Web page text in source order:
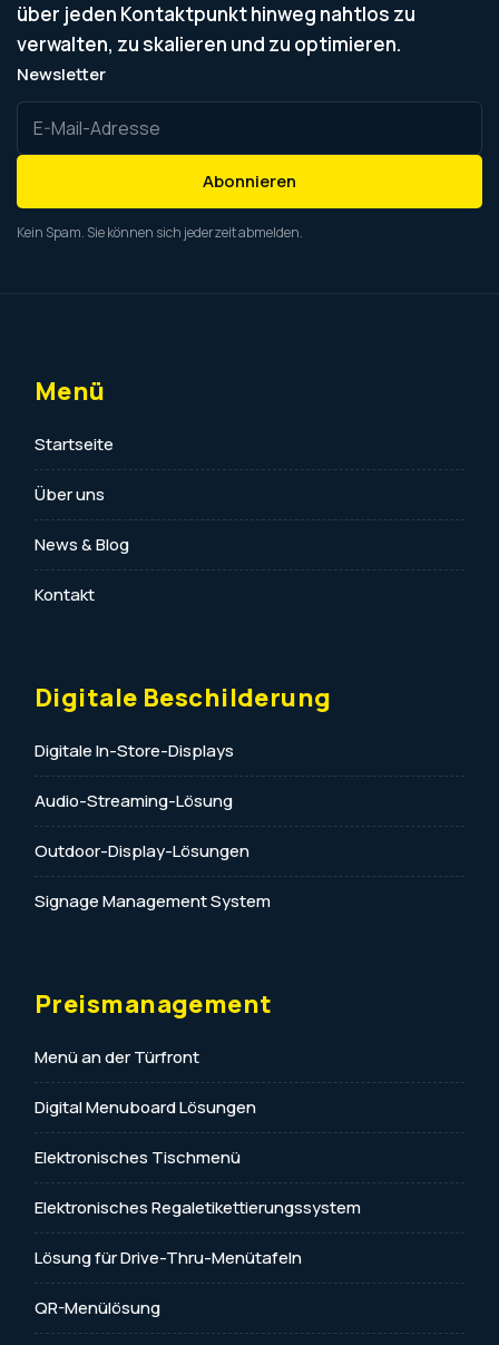
über jeden Kontaktpunkt hinweg nahtlos zu
verwalten, zu skalieren und zu optimieren.
Newsletter
Abonnieren
Kein Spam. Sie können sich jederzeit abmelden.
Menü
Startseite
Über uns
News & Blog
Kontakt
Digitale Beschilderung
Digitale In-Store-Displays
Audio-Streaming-Lösung
Outdoor-Display-Lösungen
Signage Management System
Preismanagement
Menü an der Türfront
Digital Menuboard Lösungen
Elektronisches Tischmenü
Elektronisches Regaletikettierungssystem
Lösung für Drive-Thru-Menütafeln
QR-Menülösung